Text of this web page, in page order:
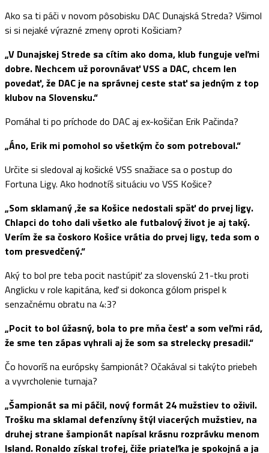
Ako sa ti páči v novom pôsobisku DAC Dunajská Streda? Všimol
si si nejaké výrazné zmeny oproti Košiciam?
„V Dunajskej Strede sa cítim ako doma, klub funguje veľmi
dobre. Nechcem už porovnávať VSS a DAC, chcem len
povedať, že DAC je na správnej ceste stať sa jedným z top
klubov na Slovensku.“
Pomáhal ti po príchode do DAC aj ex-košičan Erik Pačinda?
„Áno, Erik mi pomohol so všetkým čo som potreboval.“
Určite si sledoval aj košické VSS snažiace sa o postup do
Fortuna Ligy. Ako hodnotíš situáciu vo VSS Košice?
„Som sklamaný ,že sa Košice nedostali späť do prvej ligy.
Chlapci do toho dali všetko ale futbalový život je aj taký.
Verím že sa čoskoro Košice vrátia do prvej ligy, teda som o
tom presvedčený.“
Aký to bol pre teba pocit nastúpiť za slovenskú 21-tku proti
Anglicku v role kapitána, keď si dokonca gólom prispel k
senzačnému obratu na 4:3?
„Pocit to bol úžasný, bola to pre mňa česť a som veľmi rád,
že sme ten zápas vyhrali aj že som sa strelecky presadil.“
Čo hovoríš na európsky šampionát? Očakával si takýto priebeh
a vyvrcholenie turnaja?
„Šampionát sa mi páčil, nový formát 24 mužstiev to oživil.
Trošku ma sklamal defenzívny štýl viacerých mužstiev, na
druhej strane šampionát napísal krásnu rozprávku menom
Island. Ronaldo získal trofej, čiže priateľka je spokojná a ja